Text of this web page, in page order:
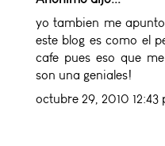
yo tambien me
este blog es como el
cafe pues eso que
son una geniales!
octubre 29, 2010 12:43